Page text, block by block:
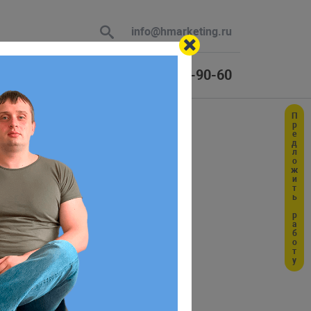
info@hmarketing.ru
+7 (925) 464-90-60
файла.
ответ
с учетом
Предложить работу